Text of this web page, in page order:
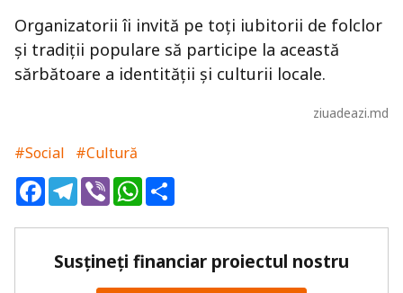
Organizatorii îi invită pe toți iubitorii de folclor
și tradiții populare să participe la această
sărbătoare a identității și culturii locale.
ziuadeazi.md
#Social
#Cultură
FacebookTelegram
ViberWhatsApp
Susțineți financiar proiectul nostru